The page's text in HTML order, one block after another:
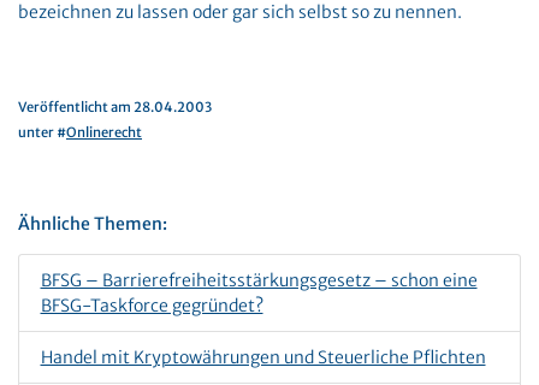
bezeichnen zu lassen oder gar sich selbst so zu nennen.
Veröffentlicht am 28.04.2003
unter #Onlinerecht
Ähnliche Themen:
BFSG – Barrierefreiheitsstärkungsgesetz – schon eine
BFSG-Taskforce gegründet?
Handel mit Kryptowährungen und Steuerliche Pflichten